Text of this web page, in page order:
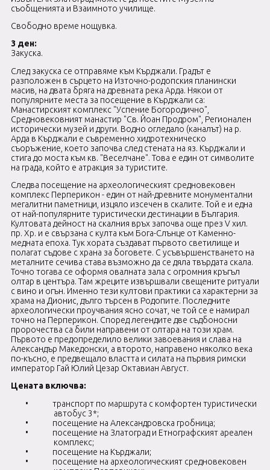
съобщенията и Взаимното училище.
Свободно време нощувка.
3 ден:
Закуска.
След закуска се отправяме към Кърджали. Градът е
разположен в сърцето на Източно-родопския планински
масив, на двата бряга на древната река Арда. Някои от
популярните места за посещение в Кърджали са:
Манастирският комплекс "Успение Богородично",
Средновековният манастир "Св. Йоан Продром", Регионален
исторически музей и други. Водно огледало (каналът) на р.
Арда в Кърджали е съвременно хидротехническо
съоръжение, което започва след стената на яз. Кърджали и
стига до моста към кв. "Веселчане". Това е един от символите
на града, който е атракция за туристите.
Следва посещение на археологическият средновековен
комплекс Перперикон - един от най-древните монументални
мегалитни паметници, изцяло изсечен в скалите. Той е и една
от най-популярните туристически дестинации в България.
Култовата дейност на скалния връх започва още през Vхил.
пр. Хр. и е свързана с култа към Бога-Слънце от Каменно-
медната епоха. Тук хората създават първото светилище и
полагат съдове с храна за боговете. С усъвършенстването на
металните сечива става възможно да се дяла твърдата скала.
Точно тогава се оформя овалната зала с огромния кръгъл
олтар в центъра. Там жреците извършвали свещените ритуали
с вино и огън. Именно тези култови практики са характерни за
храма на Дионис, дълго търсен в Родопите. Последните
археологически проучвания ясно сочат, че той се е намирал
точно на Перперикон. Според легендите две съдбоносни
пророчества са били направени от олтара на този храм.
Първото е предопределило велики завоевания и слава на
Александър Македонски, а второто, направено няколко века
по-късно, е предвещало властта и силата на първия римски
император Гай Юлий Цезар Октавиан Август.
Цената включва:
•
транспорт по маршрута с комфортен туристически
автобус 3*;
•
посещение на Александровска гробница;
•
посещение на Златоград и Етнографският ареален
комплекс;
•
посещение на Кърджали;
•
посещение на археологическият средновековен